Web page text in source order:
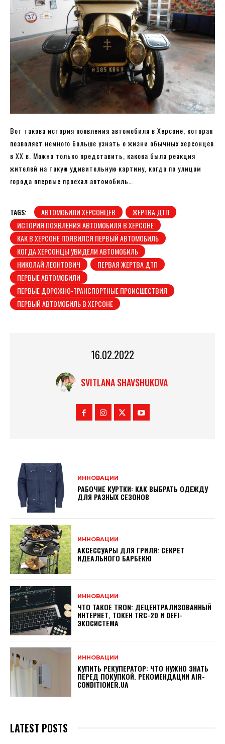
Вот такова история появления автомобиля в Херсоне, которая
позволяет немного больше узнать о жизни обычных херсонцев
в ХХ в. Можно только представить, какова была реакция
жителей на такую ​​удивительную картину, когда по улицам
города впервые проехал автомобиль…
TAGS: АВТОМОБИЛИ ХЕРСОНЦЕВ
ЖЕРТВА ДТП
ИСТОРИЯ ПОЯВЛЕНИЯ АВТОМОБИЛЯ В ХЕРСОНЕ
КАК В ХЕРСОНЕ ПОЯВИЛСЯ ПЕРВЫЙ АВТОМОБИЛЬ
КОГДА ХЕРСОНЦЫ УВИДЕЛИ АВТОМОБИЛЬ
НИКОЛАЙ ЛЕОНТОВИЧ
ПЕРВАЯ ЖЕРТВА ДТП
ПЕРВЫЕ АВТОМОБИЛИ
ПЕРВЫЕ ДОРОЖНО-ТРАНСПОРТНЫЕ ПРОИСШЕСТВИЯ
ПЕРВЫЙ АВТОМОБИЛЬ В ХЕРСОНЕ
16.02.2022
SVITLANA SHAVSHUKOVA
ИННОВАЦИИ
РАБОЧИЕ КУРТКИ: КАК ВЫБРАТЬ ОДЕЖДУ
ДЛЯ РАЗНЫХ СЕЗОНОВ
ИННОВАЦИИ
АКСЕССУАРЫ ДЛЯ ГРИЛЯ: СЕКРЕТ
ИДЕАЛЬНОГО БАРБЕКЮ
ИННОВАЦИИ
ЧТО ТАКОЕ TRON: ДЕЦЕНТРАЛИЗОВАННЫЙ
ИНТЕРНЕТ, ТОКЕН TRC-20 И DEFI-
ЭКОСИСТЕМА
ИННОВАЦИИ
КУПИТЬ РЕКУПЕРАТОР: ЧТО НУЖНО ЗНАТЬ
ПЕРЕД ПОКУПКОЙ. РЕКОМЕНДАЦИИ AIR-
CONDITIONER.UA
LATEST POSTS